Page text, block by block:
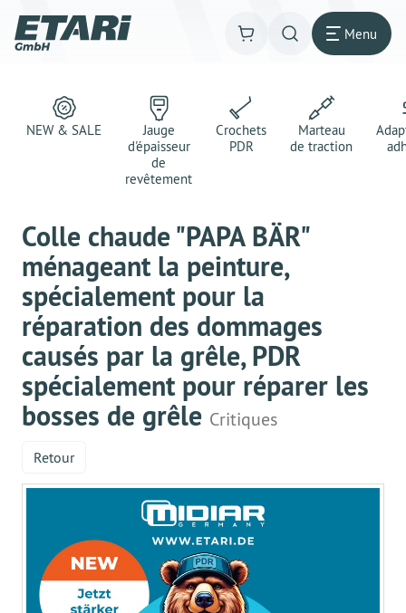
Menu
NEW & SALE
Jauge
d'épaisseur
de
revêtement
Crochets
PDR
Marteau
de traction
Colle chaude "PAPA BÄR"
ménageant la peinture,
spécialement pour la
réparation des dommages
causés par la grêle, PDR
spécialement pour réparer les
bosses de grêle Critiques
Retour